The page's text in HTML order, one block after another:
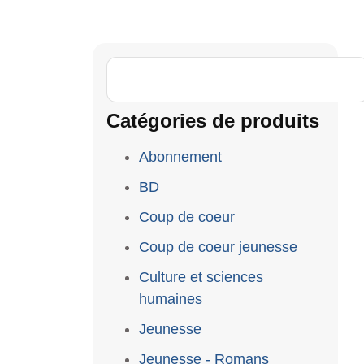
Catégories de produits
Abonnement
BD
Coup de coeur
Coup de coeur jeunesse
Culture et sciences
humaines
Jeunesse
Jeunesse - Romans